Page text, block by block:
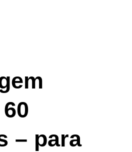
– para